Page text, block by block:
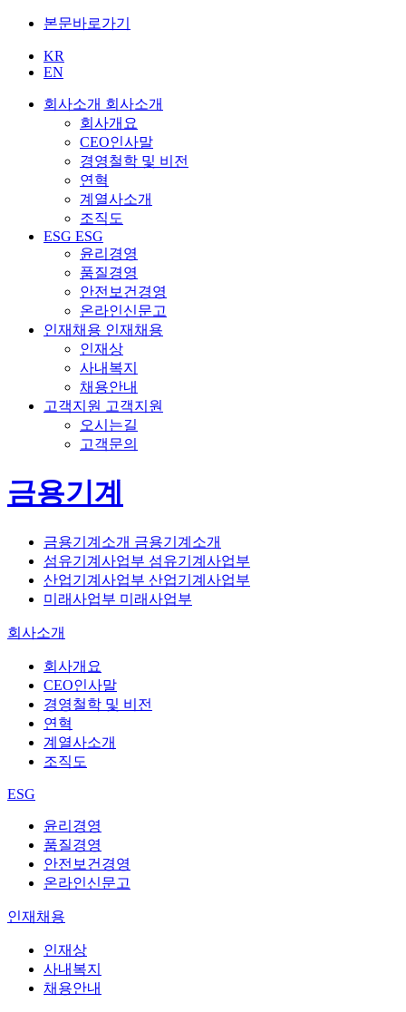
본문바로가기
KR
EN
회사소개 회사소개
회사개요
CEO인사말
경영철학 및 비전
연혁
계열사소개
조직도
ESG ESG
윤리경영
품질경영
안전보건경영
온라인신문고
인재채용 인재채용
인재상
사내복지
채용안내
고객지원 고객지원
오시는길
고객문의
금용기계
금용기계소개 금용기계소개
섬유기계사업부 섬유기계사업부
산업기계사업부 산업기계사업부
미래사업부 미래사업부
회사소개
회사개요
CEO인사말
경영철학 및 비전
연혁
계열사소개
조직도
ESG
윤리경영
품질경영
안전보건경영
온라인신문고
인재채용
인재상
사내복지
채용안내